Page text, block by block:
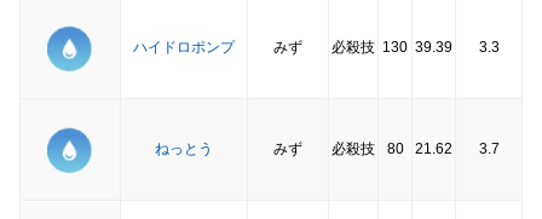
ハイドロポンプ みず 必殺技 130 39.39 3.3
ねっとう みず 必殺技 80 21.62 3.7